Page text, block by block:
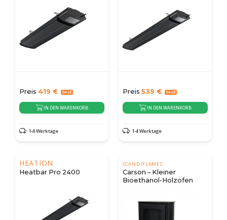
Preis 419 €
IN DEN WARENKORB
1-4 Werktage
Preis 539 €
IN DEN WARENKORB
1-4 Werktage
HEATION
Heatbar Pro 2400
SCANDIFLAMES
Carson – Kleiner
Bioethanol-Holzofen